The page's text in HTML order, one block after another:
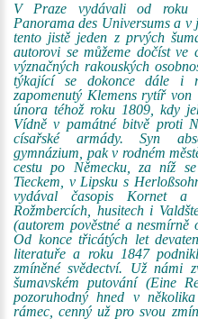
V Praze vydávali od roku
Panorama des Universums a
tento jistě jeden z prvých
autorovi se můžeme dočíst ve
význačných rakouských
týkající se dokonce dále i
zapomenutý Klemens rytíř
února téhož roku 1809, kdy
Vídně v památné bitvě proti
císařské armády. Syn
gymnázium, pak v rodném
cestu po Německu, za níž
Tieckem, v Lipsku s
vydával časopis Kornet
Rožmbercích, husitech i
(autorem pověstné a
Od konce třicátých let
literatuře a roku 1847
zmíněné svědectví. Už námi
šumavském putování (Eine
pozoruhodný hned v
rámec, cenný už pro svou